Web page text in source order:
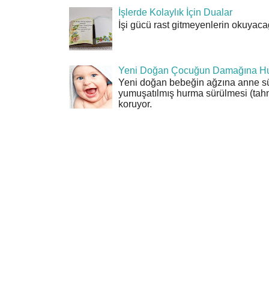
İşlerde Kolaylık İçin Dualar
İşi gücü rast gitmeyenlerin
Yeni Doğan Çocuğun Damağına
Yeni doğan bebeğin ağzına anne
yumuşatılmış hurma sürülmesi
koruyor.